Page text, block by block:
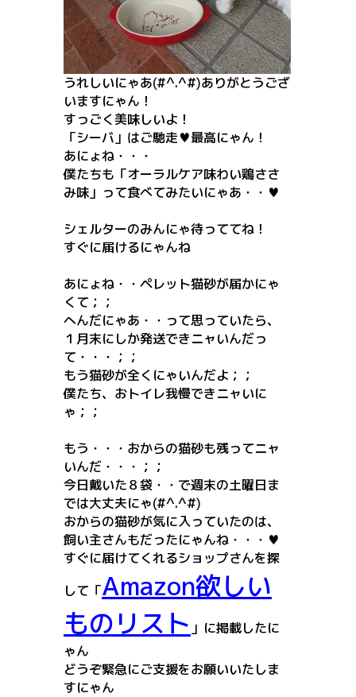
うれしいにゃあ(#^.^#)ありがとうござ
いますにゃん！
すっごく美味しいよ！
「シーバ」はご馳走♥最高にゃん！
あにょね・・・
僕たちも「オーラルケア味わい鶏ささ
み味」って食べてみたいにゃあ・・♥
シェルターのみんにゃ待っててね！
すぐに届けるにゃんね
あにょね・・ペレット猫砂が届かにゃ
くて；；
へんだにゃあ・・って思っていたら、
１月末にしか発送できニャいんだっ
て・・・；；
もう猫砂が全くにゃいんだよ；；
僕たち、おトイレ我慢できニャいに
ゃ；；
もう・・・おからの猫砂も残ってニャ
いんだ・・・；；
今日戴いた８袋・・で週末の土曜日ま
では大丈夫にゃ(#^.^#)
おからの猫砂が気に入っていたのは、
飼い主さんもだったにゃんね・・・♥
すぐに届けてくれるショップさんを探
して「Amazon欲しい
ものリスト 」に掲載したに
ゃん
どうぞ緊急にご支援をお願いいたしま
すにゃん